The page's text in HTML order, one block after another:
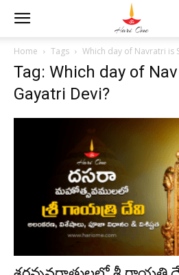
Home Tags Which day of Navratri is
Tag: Which day of
Gayatri Devi?